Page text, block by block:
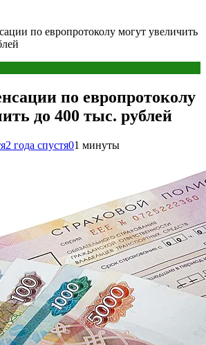
по европротоколу могут увеличить
по европротоколу
до 400 тыс. рублей
2 года спустя01 минуты